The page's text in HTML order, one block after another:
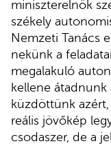
miniszterelnök
székely
Nemzeti Tanács
nekünk a
megalakuló
kellene
küzdöttünk
reális jövőkép
csodaszer, de a